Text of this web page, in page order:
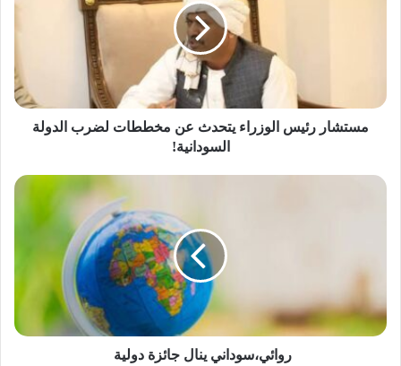
السودانية!
مستشار رئيس الوزراء يتحدث عن مخططات لضرب الدولة
السودانية!
روائي،سوداني
روائي،سوداني ينال جائزة دولية